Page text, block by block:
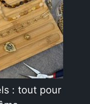
: tout pour